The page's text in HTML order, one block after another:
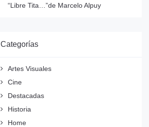
“Libre Tita…”de Marcelo Alpuy
Categorías
Artes Visuales
Cine
Destacadas
Historia
Home